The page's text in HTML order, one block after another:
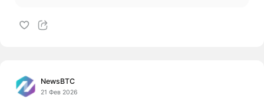
NewsBTC
21 Фев 2026